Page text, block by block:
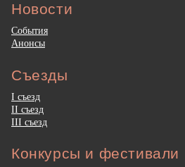
Новости
События
Анонсы
Съезды
I съезд
II съезд
III съезд
Конкурсы и фестивали